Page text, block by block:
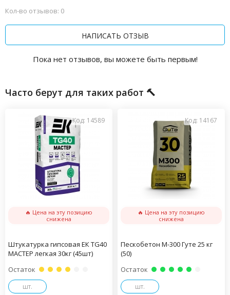
Кол-во отзывов: 0
НАПИСАТЬ ОТЗЫВ
Пока нет отзывов, вы можете быть первым!
Часто берут для таких работ 🔨
Код: 14589
🔥 Цена на эту позицию
снижена
Штукатурка гипсовая ЕК TG40
МАСТЕР легкая 30кг (45шт)
Остаток
шт.
Код: 14167
🔥 Цена на эту позицию
снижена
Пескобетон М-300 Гуте 25 кг
(50)
Остаток
шт.